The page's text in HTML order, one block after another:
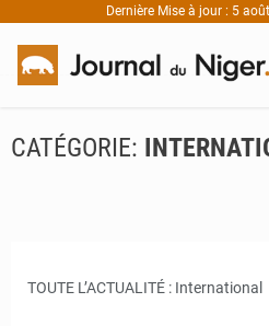
Dernière Mise à jour : 5
CATÉGORIE:
TOUTE L’ACTUALITÉ : International